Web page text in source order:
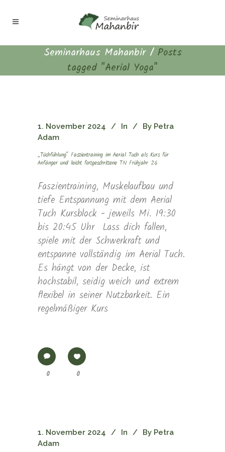
Seminarhaus Mahanbir/ Posts
tagged "Aerial Yoga"
1. November 2024 In By Petra
Adam
„Tüchfühlung“ Faszientraining im Aerial Tuch als Kurs für
Anfänger und leicht fortgeschrittene TN Frühjahr 26
Faszientraining, Muskelaufbau und
tiefe Entspannung mit dem Aerial
Tuch Kursblock - jeweils Mi. 19:30
bis 20:45 Uhr Lass dich fallen,
spiele mit der Schwerkraft und
entspanne vollständig im Aerial Tuch.
Es hängt von der Decke, ist
hochstabil, seidig weich und extrem
flexibel in seiner Nutzbarkeit. Ein
regelmäßiger Kurs
0 0
1. November 2024 In By Petra
Adam